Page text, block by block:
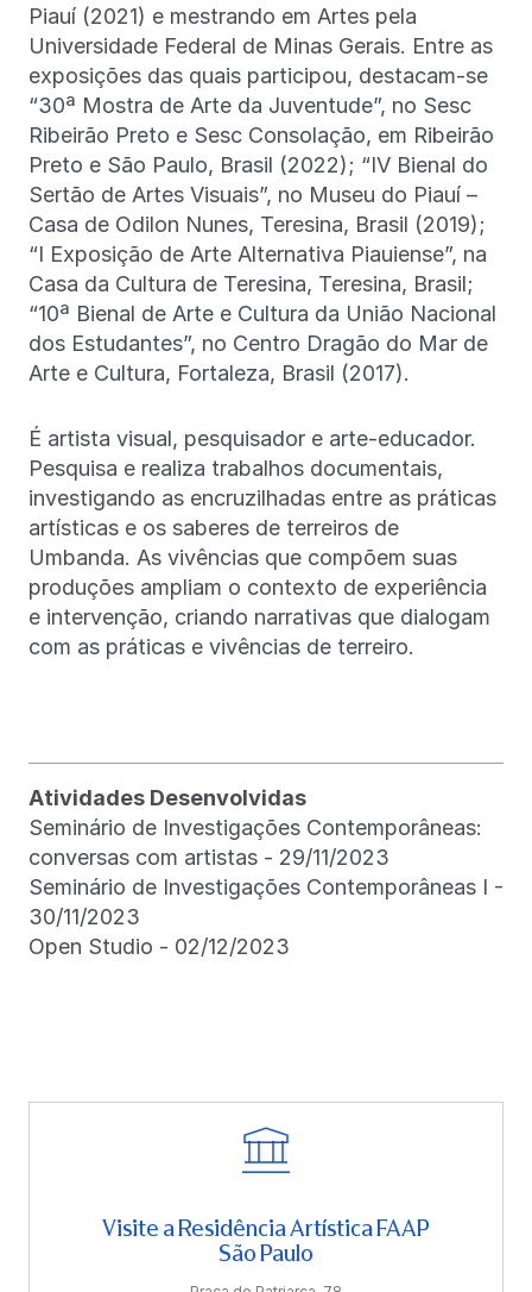
Piauí (2021) e mestrando em Artes pela
Universidade Federal de Minas Gerais. Entre as
exposições das quais participou, destacam-se
“30ª Mostra de Arte da Juventude”, no Sesc
Ribeirão Preto e Sesc Consolação, em Ribeirão
Preto e São Paulo, Brasil (2022); “IV Bienal do
Sertão de Artes Visuais”, no Museu do Piauí –
Casa de Odilon Nunes, Teresina, Brasil (2019);
“I Exposição de Arte Alternativa Piauiense”, na
Casa da Cultura de Teresina, Teresina, Brasil;
“10ª Bienal de Arte e Cultura da União Nacional
dos Estudantes”, no Centro Dragão do Mar de
Arte e Cultura, Fortaleza, Brasil (2017).
É artista visual, pesquisador e arte-educador.
Pesquisa e realiza trabalhos documentais,
investigando as encruzilhadas entre as práticas
artísticas e os saberes de terreiros de
Umbanda. As vivências que compõem suas
produções ampliam o contexto de experiência
e intervenção, criando narrativas que dialogam
com as práticas e vivências de terreiro.
Atividades Desenvolvidas
Seminário de Investigações Contemporâneas:
conversas com artistas - 29/11/2023
Seminário de Investigações Contemporâneas I -
30/11/2023
Open Studio - 02/12/2023
Visite a Residência Artística FAAP
São Paulo